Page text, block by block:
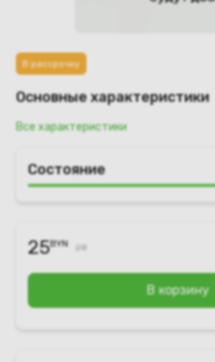
В рассрочку
Основные характеристики
Все характеристики
Состояние
25BYN 28
В корзину